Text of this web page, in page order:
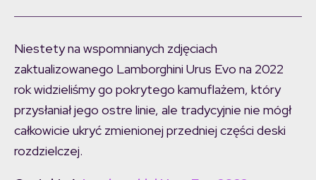
Niestety na wspomnianych zdjęciach
zaktualizowanego Lamborghini Urus Evo na 2022
rok widzieliśmy go pokrytego kamuflażem, który
przysłaniał jego ostre linie, ale tradycyjnie nie mógł
całkowicie ukryć zmienionej przedniej części deski
rozdzielczej.